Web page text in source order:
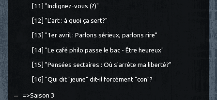
[11] "Indignez-vous (?)"
[12] "L'art : à quoi ça sert?"
[13] "1er avril : Parlons sérieux, parlons rire"
[14] "Le café philo passe le bac - Être heureux"
[15] "Pensées sectaires : Où s'arrête ma liberté?"
[16] "Qui dit "jeune" dit-il forcément "con"?
=>Saison 3